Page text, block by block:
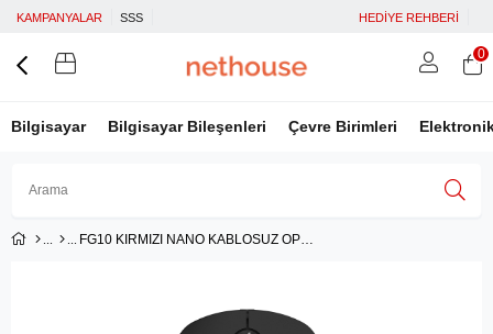
KAMPANYALAR SSS HEDİYE REHBERİ
Bilgisayar Bilgisayar Bileşenleri Çevre Birimleri
0
FG10 KIRMIZI NANO KABLOSUZ OPTİK 2000 DPI